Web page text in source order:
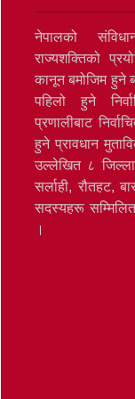
नेपालको
राज्यशक्तिको
कानून बमोजिम हुने
पहिलो हुने
प्रणालीबाट
हुने प्रावधान
उल्लेखित ८ जिल्ला
सर्लाही, रौतहट,
सदस्यहरू
।